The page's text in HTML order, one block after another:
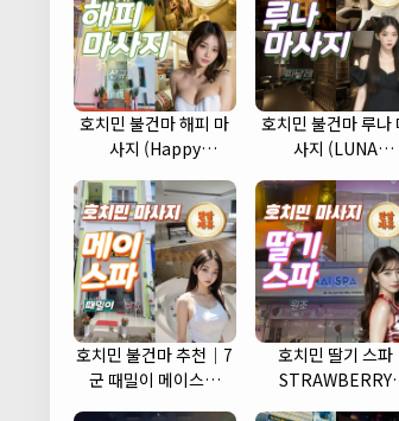
호치민 불건마 해피 마
사지 (Happy
호치민 불건마 루나
사지 (LUNA
호치민 불건마 추천｜7
군 때밀이 메이스파
호치민 딸기 스파
STRAWBERRY